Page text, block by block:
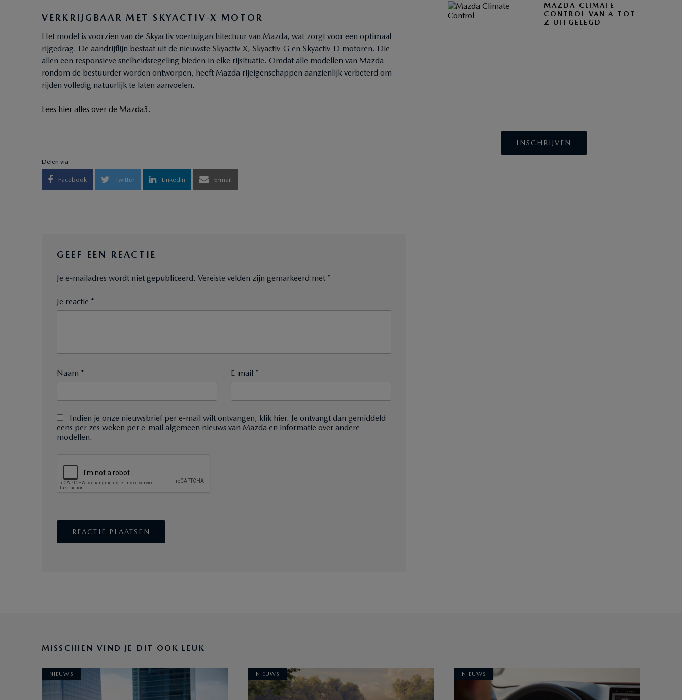
VERKRIJGBAAR MET SKYACTIV-X MOTOR
Het model is voorzien van de Skyactiv voertuigarchitectuur van Mazda, wat zorgt voor een optimaal
rijgedrag. De aandrijflijn bestaat uit de nieuwste Skyactiv-X, Skyactiv-G en Skyactiv-D motoren. Die
allen een responsieve snelheidsregeling bieden in elke rijsituatie. Omdat alle modellen van Mazda
rondom de bestuurder worden ontworpen, heeft Mazda rijeigenschappen aanzienlijk verbeterd om
rijden volledig natuurlijk te laten aanvoelen.
Lees hier alles over de Mazda3.
Delen via
Facebook Twitter Linkedin E-mail
GEEF EEN REACTIE
Je e-mailadres wordt niet gepubliceerd. Vereiste velden zijn gemarkeerd met *
Je reactie *
Naam * E-mail *
Indien je onze nieuwsbrief per e-mail wilt ontvangen, klik hier. Je ontvangt dan gemiddeld
eens per zes weken per e-mail algemeen nieuws van Mazda en informatie over andere
modellen.
MAZDA CLIMATE
CONTROL VAN A TOT
Z UITGELEGD
INSCHRIJVEN
MISSCHIEN VIND JE DIT OOK LEUK
NIEUWS NIEUWS NIEUWS